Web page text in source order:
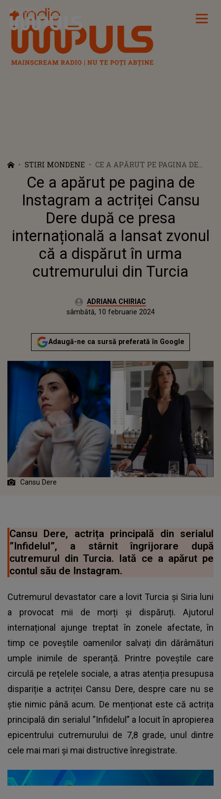
Radio Impuls
STIRI MONDENE
CE A APĂRUT PE PAGINA DE
INSTAGRAM A ACTRIȚEI CANSU
DERE DUPĂ CE PRESA
INTERNAȚIONALĂ A LANSAT
ZVONUL CĂ A DISPĂRUT ÎN
URMA CUTREMURULUI DIN
TURCIA
Ce a apărut pe pagina de
Instagram a actriței Cansu
Dere după ce presa
internațională a lansat zvonul
că a dispărut în urma
cutremurului din Turcia
Autor:ADRIANA CHIRIAC
sâmbătă, 11 februarie 2023
Actualizat:
sâmbătă, 10 februarie 2024
Adaugă-ne ca sursă preferată în Google
Cansu Dere
Cansu Dere, actrița principală din serialul
”Infidelul”, a stârnit îngrijorare după
cutremurul din Turcia. Iată ce a apărut pe
contul său de Instagram.
Cutremurul devastator care a lovit Turcia și Siria luni
a provocat mii de morți și dispăruți. Ajutorul
internațional ajunge treptat în zonele afectate, în
timp ce poveștile oamenilor salvați din dărâmături
umple inimile de speranță. Printre poveștile care
circulă pe rețelele sociale, a atras atenția presupusa
dispariție a actriței Cansu Dere, despre care nu se
știe nimic până acum. De menționat este că actrița
principală din serialul ”Infidelul” a locuit în apropierea
epicentrului cutremurului de 7,8 grade, unul dintre
cele mai mari și mai distructive înregistrate.